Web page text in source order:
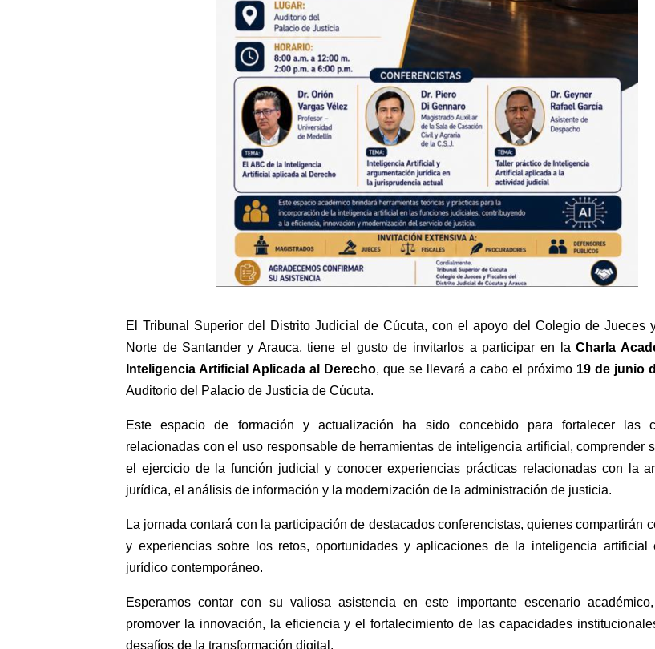
El Tribunal Superior del Distrito Judicial de Cúcuta, con el apoyo del Colegio de Jueces
Norte de Santander y Arauca, tiene el gusto de invitarlos a participar en laCharla
Inteligencia Artificial Aplicada al Derecho, que se llevará a cabo el próximo 19 de junio
Auditorio del Palacio de Justicia de Cúcuta.
Este espacio de formación y actualización ha sido concebido para fortalecer las
relacionadas con el uso responsable de herramientas de inteligencia artificial, comprender
el ejercicio de la función judicial y conocer experiencias prácticas relacionadas con la
jurídica, el análisis de información y la modernización de la administración de justicia.
La jornada contará con la participación de destacados conferencistas, quienes compartirán
y experiencias sobre los retos, oportunidades y aplicaciones de la inteligencia artificial
jurídico contemporáneo.
Esperamos contar con su valiosa asistencia en este importante escenario
promover la innovación, la eficiencia y el fortalecimiento de las capacidades
desafíos de la transformación digital.